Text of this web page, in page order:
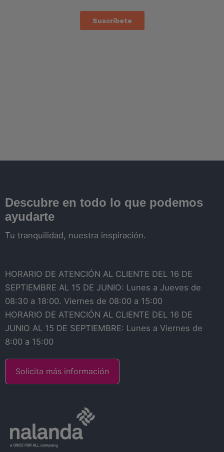
Descubre en todo lo que podemos
ayudarte
Tu tranquilidad, nuestra inspiración.
HORARIO DE ATENCIÓN AL CLIENTE DEL 16 DE
SEPTIEMBRE AL 15 DE JUNIO: Lunes a Jueves de
08:30 a 18:00. Viernes de 08:00 a 15:00
HORARIO DE ATENCIÓN AL CLIENTE DEL 16 DE
JUNIO AL 15 DE SEPTIEMBRE: Lunes a Viernes de
8:00 a 15:00
Solicita más información